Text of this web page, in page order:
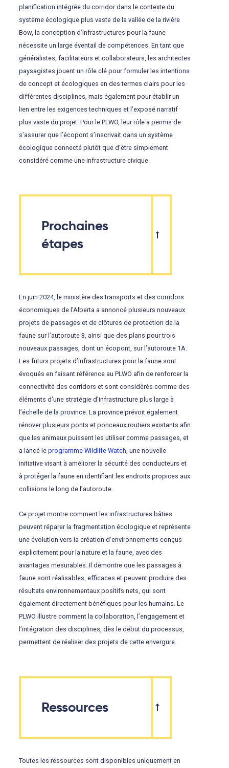
planification intégrée du corridor dans le contexte du
système écologique plus vaste de la vallée de la rivière
Bow, la conception d’infrastructures pour la faune
nécessite un large éventail de compétences. En tant que
généralistes, facilitateurs et collaborateurs, les architectes
paysagistes jouent un rôle clé pour formuler les intentions
de concept et écologiques en des termes clairs pour les
différentes disciplines, mais également pour établir un
lien entre les exigences techniques et l’exposé narratif
plus vaste du projet. Pour le PLWO, leur rôle a permis de
s’assurer que l’écopont s’inscrivait dans un système
écologique connecté plutôt que d’être simplement
considéré comme une infrastructure civique.
Prochaines
étapes
En juin 2024, le ministère des transports et des corridors
économiques de l’Alberta a annoncé plusieurs nouveaux
projets de passages et de clôtures de protection de la
faune sur l’autoroute 3, ainsi que des plans pour trois
nouveaux passages, dont un écopont, sur l’autoroute 1A.
Les futurs projets d’infrastructures pour la faune sont
évoqués en faisant référence au PLWO afin de renforcer la
connectivité des corridors et sont considérés comme des
éléments d’une stratégie d’infrastructure plus large à
l’échelle de la province. La province prévoit également
rénover plusieurs ponts et ponceaux routiers existants afin
que les animaux puissent les utiliser comme passages, et
a lancé leprogramme Wildlife Watch , une nouvelle
initiative visant à améliorer la sécurité des conducteurs et
à protéger la faune en identifiant les endroits propices aux
collisions le long de l’autoroute.
Ce projet montre comment les infrastructures bâties
peuvent réparer la fragmentation écologique et représente
une évolution vers la création d’environnements conçus
explicitement pour la nature et la faune, avec des
avantages mesurables. Il démontre que les passages à
faune sont réalisables, efficaces et peuvent produire des
résultats environnementaux positifs nets, qui sont
également directement bénéfiques pour les humains. Le
PLWO illustre comment la collaboration, l’engagement et
l’intégration des disciplines, dès le début du processus,
permettent de réaliser des projets de cette envergure.
Ressources
Toutes les ressources sont disponibles uniquement en